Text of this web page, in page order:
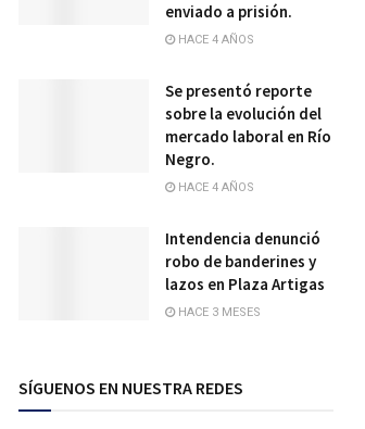
enviado a prisión.
HACE 4 AÑOS
Se presentó reporte
sobre la evolución del
mercado laboral en Río
Negro.
HACE 4 AÑOS
Intendencia denunció
robo de banderines y
lazos en Plaza Artigas
HACE 3 MESES
SÍGUENOS EN NUESTRA REDES